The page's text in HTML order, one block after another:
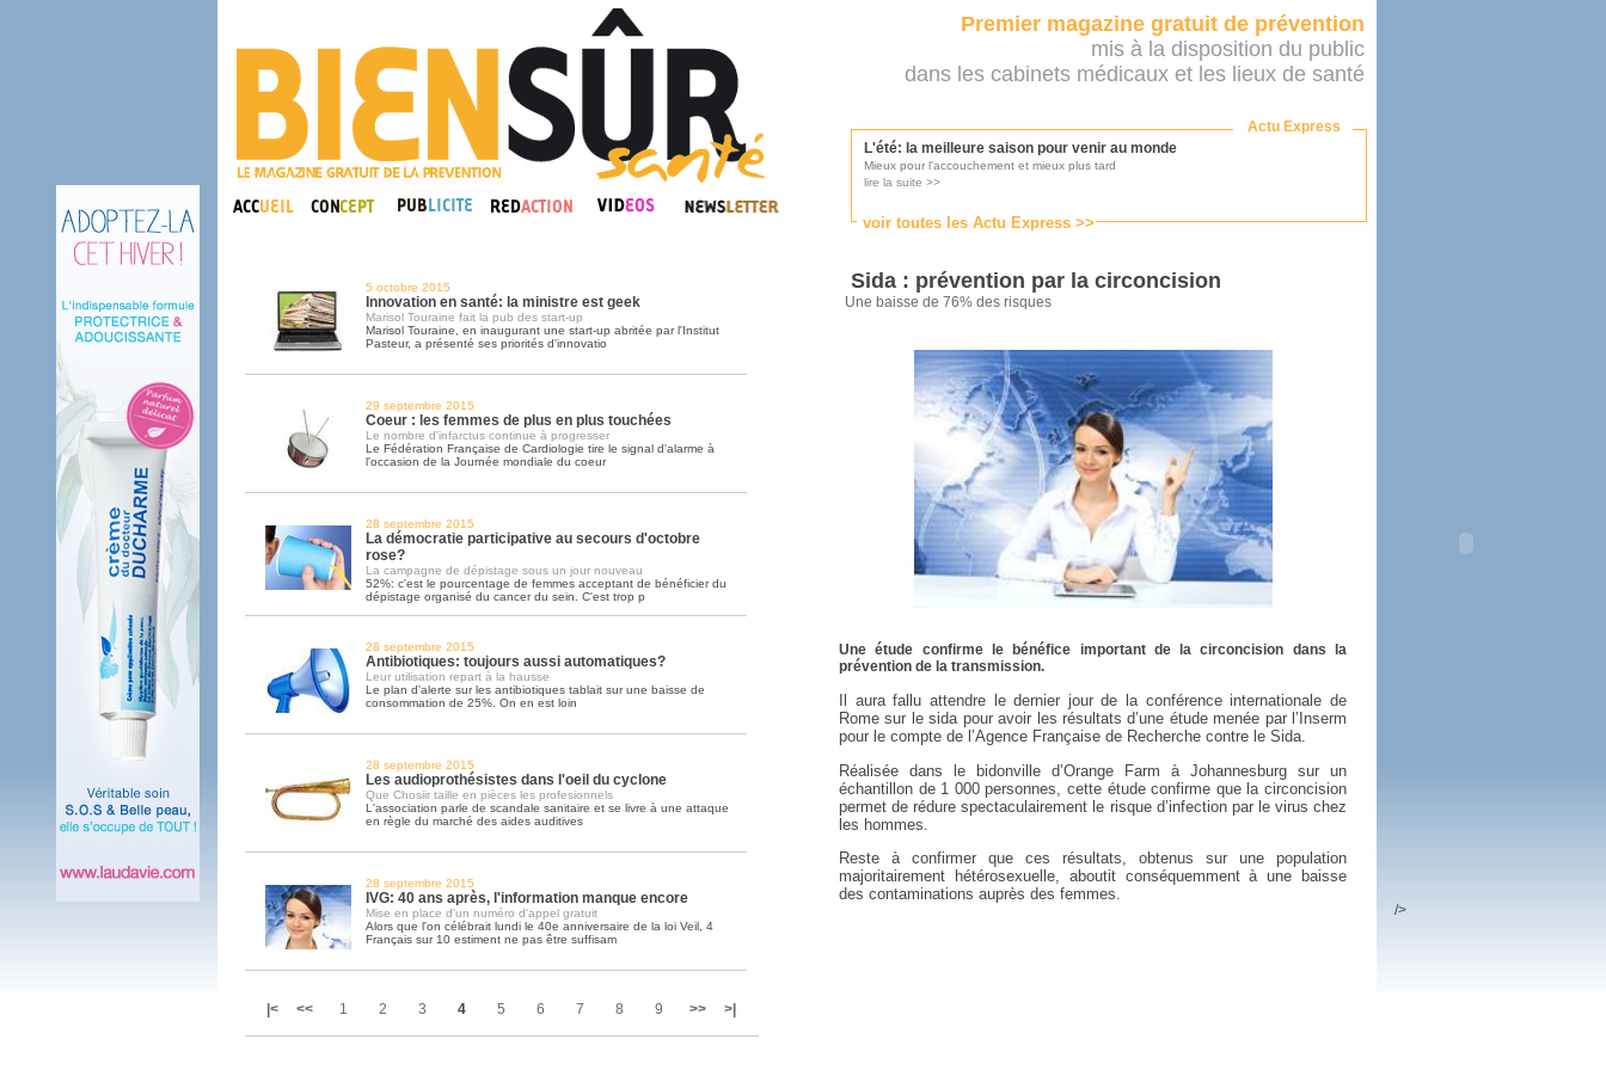
Premier magazine gratuit de prévention
mis à la disposition du public
dans les cabinets médicaux et les lieux de santé
Actu Express
voir toutes les Actu Express >>
L'été: la meilleure saison pour venir au monde
Mieux pour l'accouchement et mieux plus tard
lire la suite >>
Consultés par l'Ordre des médecins, pas par le ministère...
lire la suite >>
Une campagne de pub pour aimer son médecin
La pub au service des praticiens?
lire la suite >>
DMP, l'Arlésienne va devenir réalité
Déploiement prévu au 4ème trimestre 2016
lire la suite >>
Soins palliatifs: 40 millions de plus en 2016
La journée mondiale des soins palliatifs n'a pas été inutile
5 octobre 2015
Innovation en santé: la ministre est geek
Marisol Touraine fait la pub des start-up
Marisol Touraine, en inaugurant une start-up abritée par l'Institut
Pasteur, a présenté ses priorités d'innovatio
29 septembre 2015
Coeur : les femmes de plus en plus touchées
Le nombre d'infarctus continue à progresser
Le Fédération Française de Cardiologie tire le signal d'alarme à
l'occasion de la Journée mondiale du coeur
28 septembre 2015
La démocratie participative au secours d'octobre
rose?
La campagne de dépistage sous un jour nouveau
52%: c'est le pourcentage de femmes acceptant de bénéficier du
dépistage organisé du cancer du sein. C'est trop p
28 septembre 2015
Antibiotiques: toujours aussi automatiques?
Leur utilisation repart à la hausse
Le plan d'alerte sur les antibiotiques tablait sur une baisse de
consommation de 25%. On en est loin
28 septembre 2015
Les audioprothésistes dans l'oeil du cyclone
Que Chosiir taille en pièces les profesionnels
L'association parle de scandale sanitaire et se livre à une attaque
en règle du marché des aides auditives
28 septembre 2015
IVG: 40 ans après, l'information manque encore
Mise en place d'un numéro d'appel gratuit
Alors que l'on célébrait lundi le 40e anniversaire de la loi Veil, 4
Français sur 10 estiment ne pas être suffisam
|< << 1 2 3 4 5 6 7 8 9 >> >|
Sida : prévention par la circoncision
Une baisse de 76% des risques
Une étude confirme le bénéfice important de la circoncision dans la
prévention de la transmission.
Il aura fallu attendre le dernier jour de la conférence internationale de
Rome sur le sida pour avoir les résultats d’une étude menée par l’Inserm
pour le compte de l’Agence Française de Recherche contre le Sida.
Réalisée dans le bidonville d’Orange Farm à Johannesburg sur un
échantillon de 1 000 personnes, cette étude confirme que la circoncision
permet de rédure spectaculairement le risque d’infection par le virus chez
les hommes.
Reste à confirmer que ces résultats, obtenus sur une population
majoritairement hétérosexuelle, aboutit conséquemment à une baisse
des contaminations auprès des femmes.
/>